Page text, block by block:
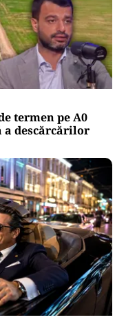
termen pe A0
a descărcărilor